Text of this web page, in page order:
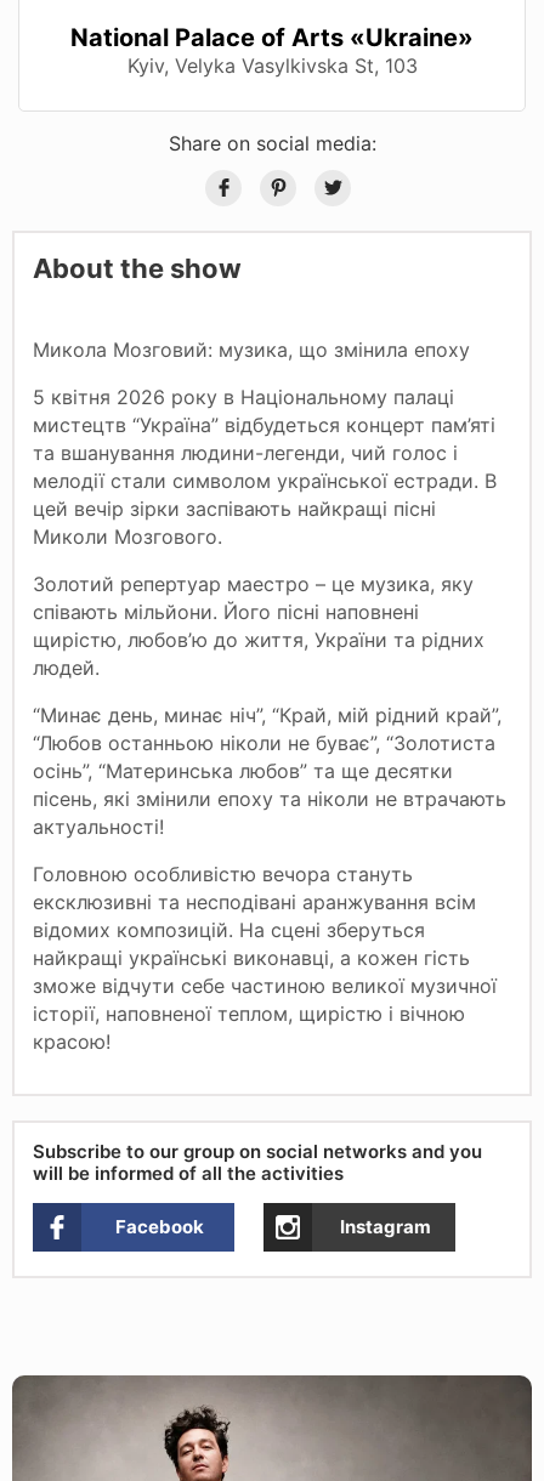
National Palace of Arts «Ukraine»
Kyiv, Velyka Vasylkivska St, 103
Share on social media:
About the show
Микола Мозговий: музика, що змінила епоху
5 квітня 2026 року в Національному палаці
мистецтв “Україна” відбудеться концерт пам’яті
та вшанування людини-легенди, чий голос і
мелодії стали символом української естради. В
цей вечір зірки заспівають найкращі пісні
Миколи Мозгового.
Золотий репертуар маестро – це музика, яку
співають мільйони. Його пісні наповнені
щирістю, любов’ю до життя, України та рідних
людей.
“Минає день, минає ніч”, “Край, мій рідний край”,
“Любов останньою ніколи не буває”, “Золотиста
осінь”, “Материнська любов” та ще десятки
пісень, які змінили епоху та ніколи не втрачають
актуальності!
Головною особливістю вечора стануть
ексклюзивні та несподівані аранжування всім
відомих композицій. На сцені зберуться
найкращі українські виконавці, а кожен гість
зможе відчути себе частиною великої музичної
історії, наповненої теплом, щирістю і вічною
красою!
Subscribe to our group on social networks and you
will be informed of all the activities
Facebook Instagram